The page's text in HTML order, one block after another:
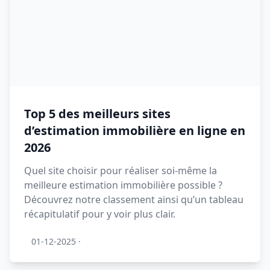
Top 5 des meilleurs sites
d’estimation immobilière en ligne en
2026
Quel site choisir pour réaliser soi-même la
meilleure estimation immobilière possible ?
Découvrez notre classement ainsi qu’un tableau
récapitulatif pour y voir plus clair.
01-12-2025 ·